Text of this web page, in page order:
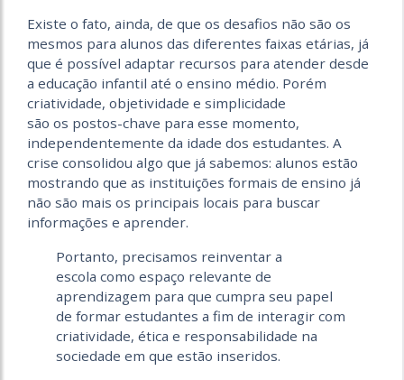
Existe o fato, ainda, de que os desafios não são os
mesmos para alunos das diferentes faixas etárias, já
que é possível adaptar recursos para atender desde
a educação infantil até o ensino médio. Porém
criatividade, objetividade e simplicidade
são os postos-chave para esse momento,
independentemente da idade dos estudantes. A
crise consolidou algo que já sabemos: alunos estão
mostrando que as instituições formais de ensino já
não são mais os principais locais para buscar
informações e aprender.
Portanto, precisamos reinventar a
escola como espaço relevante de
aprendizagem para que cumpra seu papel
de formar estudantes a fim de interagir com
criatividade, ética e responsabilidade na
sociedade em que estão inseridos.